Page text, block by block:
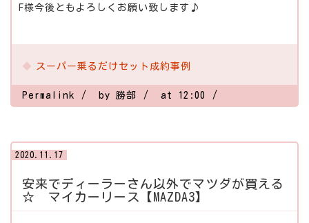
F様今後ともよろしくお願い致します♪
スーパー乗るだけセット成約事例
Permalink by 勝部 at 12:00
2020.11.17
安来でディーラーさん以外でマツダが買える
☆ マイカーリース【MAZDA3】